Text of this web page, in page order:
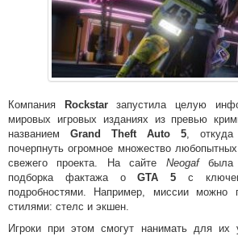
Компания Rockstarзапустила целую
мировых игровых изданиях из превью
названием Grand Theft Auto 5,
почерпнуть огромное множество
свежего проекта. На сайте Neogafбыла
подборка фактажа оGTA 5 с
подробностями. Например, миссии можно
стилями: стелс и экшен.
Игроки при этом смогут нанимать для их